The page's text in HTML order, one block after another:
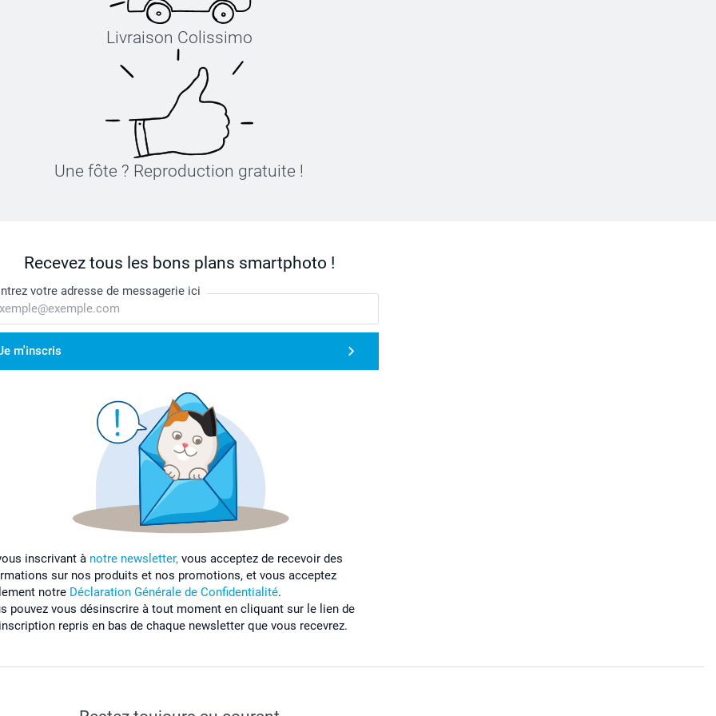
Livraison Colissimo
Une fôte ? Reproduction gratuite !
Recevez tous les bons plans smartphoto !
votre adresse de messagerie ici
m'inscris
inscrivant à notre newsletter, vous acceptez de recevoir des
sur nos produits et nos promotions, et vous acceptez
notre Déclaration Générale de Confidentialité.
pouvez vous désinscrire à tout moment en cliquant sur le lien de
repris en bas de chaque newsletter que vous recevrez.